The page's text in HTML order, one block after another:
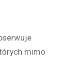
mimo